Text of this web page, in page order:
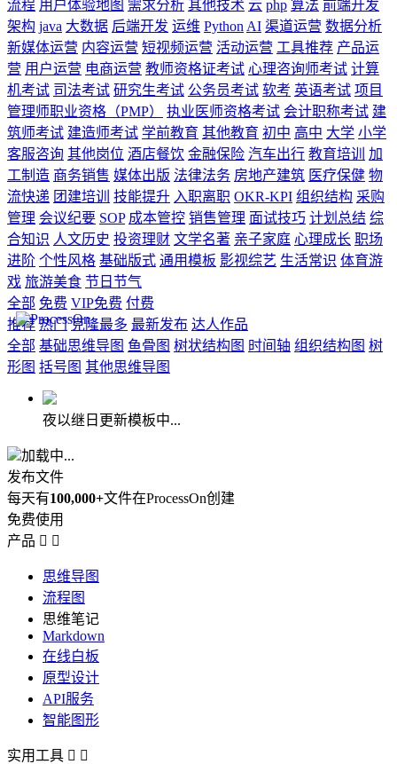
流程 用户体验地图 需求分析 其他技术 云 php 算法 前端开发
架构 java 大数据 后端开发 运维 Python AI 渠道运营 数据分析
新媒体运营 内容运营 短视频运营 活动运营 工具推荐 产品运
营 用户运营 电商运营 教师资格证考试 心理咨询师考试 计算
机考试 司法考试 研究生考试 公务员考试 软考 英语考试 项目
管理师职业资格（PMP）
执业医师资格考试 会计职称考试 建
筑师考试 建造师考试 学前教育 其他教育 初中 高中 大学 小学
客服咨询 其他岗位 酒店餐饮 金融保险 汽车出行 教育培训
加
工制造 商务销售 媒体出版 法律法务 房地产建筑 医疗保健 物
流快递 团建培训 技能提升 入职离职 OKR-KPI 组织结构 采购
管理 会议纪要 SOP 成本管控 销售管理 面试技巧 计划总结 综
合知识 人文历史 投资理财 文学名著 亲子家庭 心理成长 职场
进阶 个性风格 基础版式 通用模板 影视综艺 生活常识 体育游
戏 旅游美食 节日节气
全部 免费 VIP免费 付费
推荐 热门 克隆最多 最新发布 达人作品
全部 基础思维导图 鱼骨图 树状结构图 时间轴 组织结构图 树
形图 括号图 其他思维导图
夜以继日更新模板中...
加载中...
发布文件
每天有100,000+文件在ProcessOn创建
免费使用
产品  
思维导图
流程图
思维笔记
Markdown
在线白板
原型设计
API服务
智能图形
实用工具  